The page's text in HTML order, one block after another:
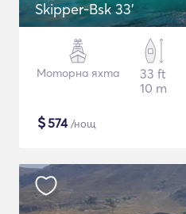
Skipper-Bsk 33'
Моторна яхта
33 ft
10 m
$574/нощ